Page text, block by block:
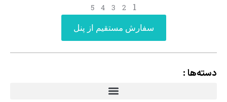
1
2
3
4
5
سفارش مستقیم از پنل
دسته‌ها :